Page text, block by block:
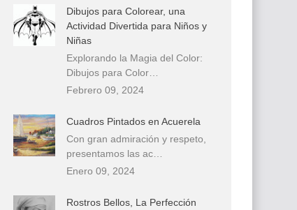
Dibujos para Colorear, una
Actividad Divertida para Niños y
Niñas
Explorando la Magia del Color:
Dibujos para Color…
Febrero 09, 2024
Cuadros Pintados en Acuerela
Con gran admiración y respeto,
presentamos las ac…
Enero 09, 2024
Rostros Bellos, La Perfección